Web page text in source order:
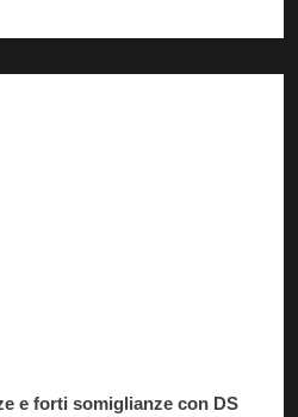
e forti somiglianze con DS